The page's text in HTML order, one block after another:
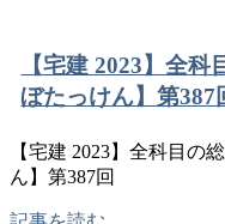
【宅建 2023】全
ぼたっけん】第387
【宅建 2023】全科目の
ん】第387回